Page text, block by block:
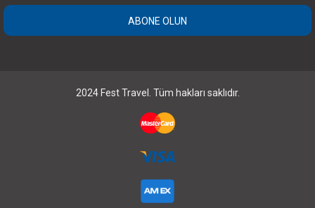
için Üye Olun.
Bunu bir daha gösterme
ABONE OLUN
2024 Fest Travel. Tüm hakları saklıdır.